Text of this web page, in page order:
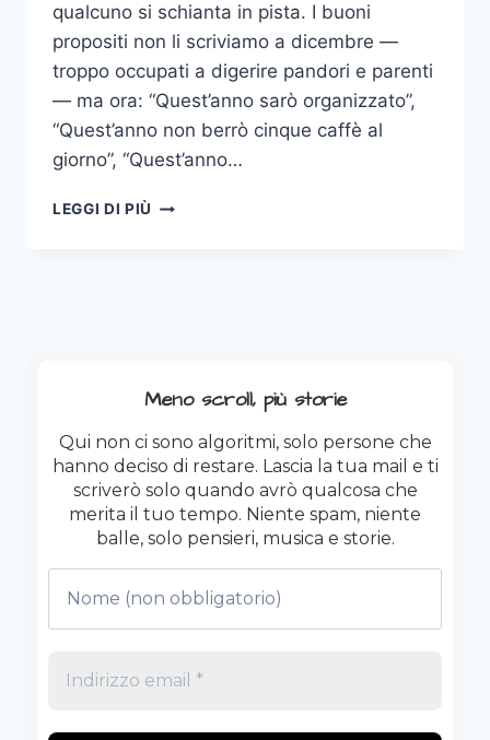
qualcuno si schianta in pista. I buoni
propositi non li scriviamo a dicembre —
troppo occupati a digerire pandori e parenti
— ma ora: “Quest’anno sarò organizzato”,
“Quest’anno non berrò cinque caffè al
giorno”, “Quest’anno…
LEGGI DI PIÙ L
MENO
SPUMANTE
PIÙ
CAFFÈ)
Meno scroll, più storie
Qui non ci sono algoritmi, solo persone che
hanno deciso di restare. Lascia la tua mail e ti
scriverò solo quando avrò qualcosa che
merita il tuo tempo. Niente spam, niente
balle, solo pensieri, musica e storie.